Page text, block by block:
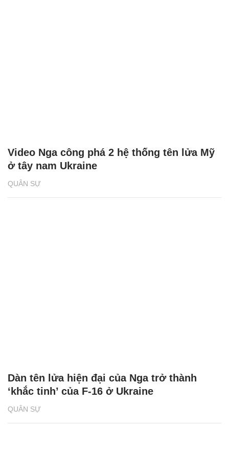
QUÂN SỰ
Video Nga công phá 2 hệ thống tên lửa Mỹ
ở tây nam Ukraine
QUÂN SỰ
Dàn tên lửa hiện đại của Nga trở thành
‘khắc tinh’ của F-16 ở Ukraine